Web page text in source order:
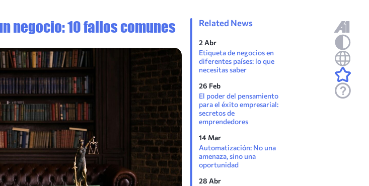
Related News
2 Abr
Etiqueta de negocios en
diferentes países: lo que
necesitas saber
26 Feb
El poder del pensamiento
para el éxito empresarial:
secretos de
emprendedores
14 Mar
Automatización: No una
amenaza, sino una
oportunidad
28 Abr
negocio: 10 fallos comunes